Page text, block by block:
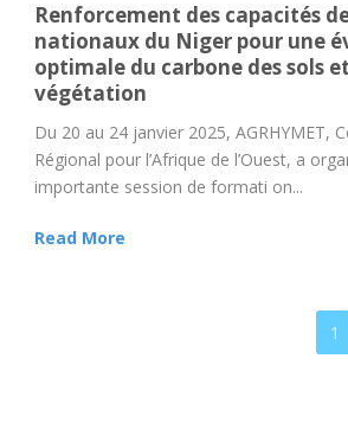
Renforcement des capacités
nationaux du Niger pour une
optimale du carbone des sols
végétation
Du 20 au 24 janvier 2025, AGRHYMET,
Régional pour l’Afrique de l’Ouest, a
importante session de formati on...
Read More
1